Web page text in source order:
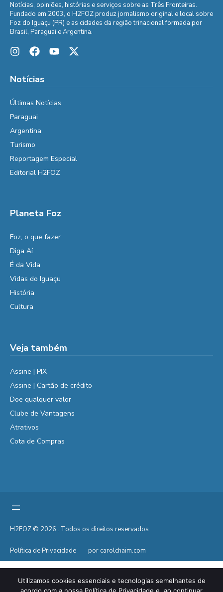
Notícias, opiniões, histórias e serviços sobre as Três Fronteiras.
Fundado em 2003, o H2FOZ produz jornalismo original e local sobre
Foz do Iguaçu (PR) e as cidades da região trinacional formada por
Brasil, Paraguai e Argentina.
Notícias
Últimas Notícias
Paraguai
Argentina
Turismo
Reportagem Especial
Editorial H2FOZ
Planeta Foz
Foz, o que fazer
Diga Aí
É da Vida
Vidas do Iguaçu
História
Cultura
Veja também
Assine | PIX
Assine | Cartão de crédito
Doe qualquer valor
Clube de Vantagens
Atrativos
Cota de Compras
H2FOZ © 2026 . Todos os direitos reservados
Política de Privacidade por carolchaim.com
Utilizamos cookies essenciais e tecnologias semelhantes de